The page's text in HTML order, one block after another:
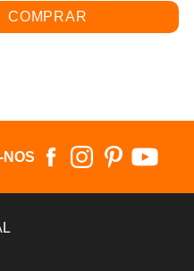
COMPRAR
NOS